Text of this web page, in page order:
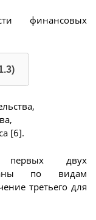
финансовых
[6].
первых двух
по видам
третьего для